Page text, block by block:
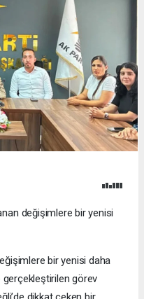
değişimlere bir yenisi
bir yenisi daha
gerçekleştirilen görev